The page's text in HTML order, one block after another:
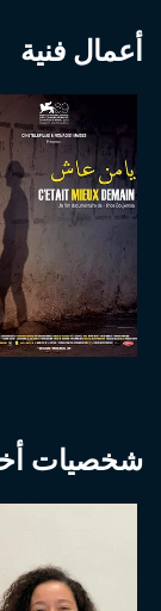
أعمال فنية
شخصيات